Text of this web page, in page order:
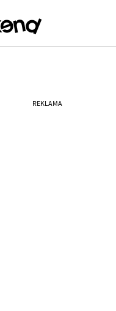
REKLAMA